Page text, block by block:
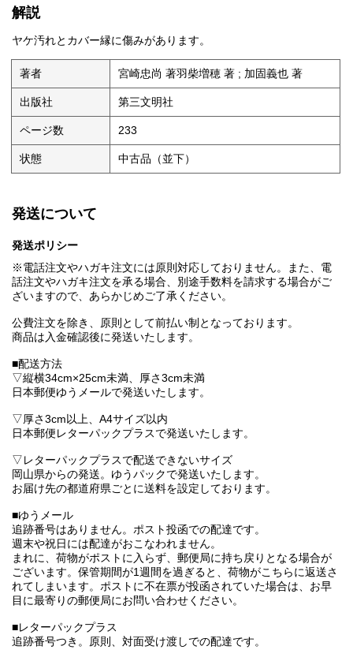
解説
ヤケ汚れとカバー縁に傷みがあります。
著者 宮崎忠尚 著羽柴増穂 著 ; 加固義也 著
出版社 第三文明社
ページ数 233
状態 中古品（並下）
発送について
発送ポリシー
※電話注文やハガキ注文には原則対応しておりません。また、電
話注文やハガキ注文を承る場合、別途手数料を請求する場合がご
ざいますので、あらかじめご了承ください。
公費注文を除き、原則として前払い制となっております。
商品は入金確認後に発送いたします。
■配送方法
▽縦横34cm×25cm未満、厚さ3cm未満
日本郵便ゆうメールで発送いたします。
▽厚さ3cm以上、A4サイズ以内
日本郵便レターパックプラスで発送いたします。
▽レターパックプラスで配送できないサイズ
岡山県からの発送。ゆうパックで発送いたします。
お届け先の都道府県ごとに送料を設定しております。
■ゆうメール
追跡番号はありません。ポスト投函での配達です。
週末や祝日には配達がおこなわれません。
まれに、荷物がポストに入らず、郵便局に持ち戻りとなる場合が
ございます。保管期間が1週間を過ぎると、荷物がこちらに返送さ
れてしまいます。ポストに不在票が投函されていた場合は、お早
目に最寄りの郵便局にお問い合わせください。
■レターパックプラス
追跡番号つき。原則、対面受け渡しでの配達です。